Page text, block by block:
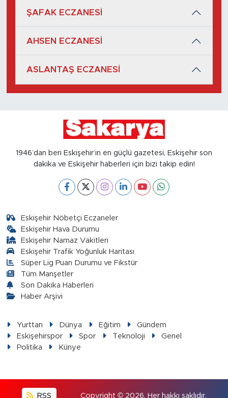
ŞAFAK ECZANESİ
AHSEN ECZANESİ
ASLANTAŞ ECZANESİ
1946’dan beri Eskişehir’in en güçlü gazetesi, Eskişehir son
dakika ve Eskişehir haberleri için bizi takip edin!
Eskişehir Nöbetçi Eczaneler
Eskişehir Hava Durumu
Eskişehir Namaz Vakitleri
Eskişehir Trafik Yoğunluk Haritası
Süper Lig Puan Durumu ve Fikstür
Tüm Manşetler
Son Dakika Haberleri
Haber Arşivi
Yurttan Dünya Eğitim
Gündem
Eskişehirspor
Spor Teknoloji
Genel
Politika
Künye
RSS Copyright © 2026. Her hakkı saklıdır.